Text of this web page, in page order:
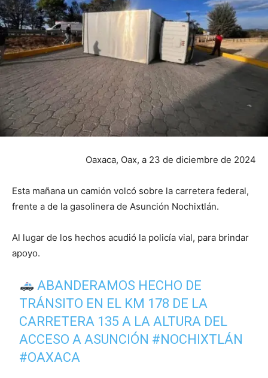
Oaxaca, Oax, a 23 de diciembre de 2024
Esta mañana un camión volcó sobre la carretera federal,
frente a de la gasolinera de Asunción Nochixtlán.
Al lugar de los hechos acudió la policía vial, para brindar
apoyo.
ABANDERAMOS HECHO DE
TRÁNSITO EN EL KM 178 DE LA
CARRETERA 135 A LA ALTURA DEL
ACCESO A ASUNCIÓN #NOCHIXTLÁN
#OAXACA